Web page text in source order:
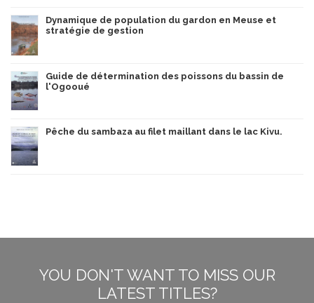
Dynamique de population du gardon en Meuse et
stratégie de gestion
Guide de détermination des poissons du bassin de
l'Ogooué
Pêche du sambaza au filet maillant dans le lac Kivu.
YOU DON'T WANT TO MISS OUR
LATEST TITLES?